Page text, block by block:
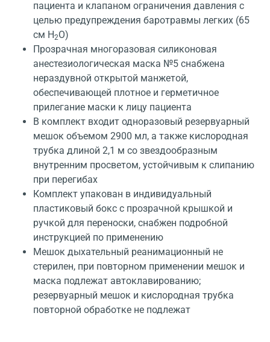
пациента и клапаном ограничения давления с
целью предупреждения баротравмы легких (65
см Н2О)
Прозрачная многоразовая силиконовая
анестезиологическая маска №5 снабжена
нераздувной открытой манжетой,
обеспечивающей плотное и герметичное
прилегание маски к лицу пациента
В комплект входит одноразовый резервуарный
мешок объемом 2900 мл, а также кислородная
трубка длиной 2,1 м со звездообразным
внутренним просветом, устойчивым к слипанию
при перегибах
Комплект упакован в индивидуальный
пластиковый бокс с прозрачной крышкой и
ручкой для переноски, снабжен подробной
инструкцией по применению
Мешок дыхательный реанимационный не
стерилен, при повторном применении мешок и
маска подлежат автоклавированию;
резервуарный мешок и кислородная трубка
повторной обработке не подлежат